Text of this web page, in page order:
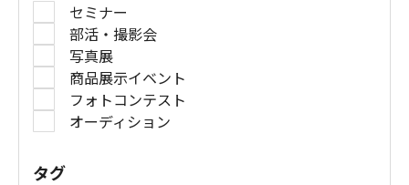
セミナー
部活・撮影会
写真展
商品展示イベント
フォトコンテスト
オーディション
タグ